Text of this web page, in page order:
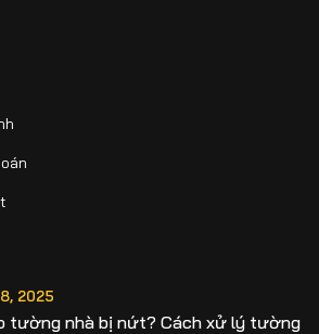
Thấm Và Sửa Chữa Bê Tông
2026
590 Hiệu Quả Lâu Dài
2025
tường nhà bị nứt? Cách xử lý tường